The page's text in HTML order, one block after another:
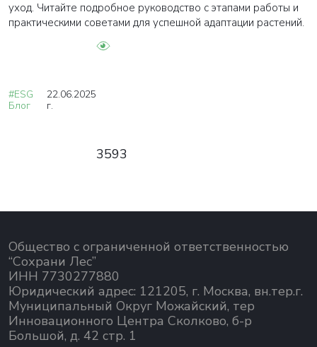
уход. Читайте подробное руководство с этапами работы и
практическими советами для успешной адаптации растений.
#ESG
Блог
22.06.2025
г.
3593
Общество с ограниченной ответственностью
“Сохрани Лес”
ИНН 7730277880
Юридический адрес: 121205, г. Москва, вн.тер.г.
Муниципальный Округ Можайский, тер
Инновационного Центра Сколково, б-р
Большой, д. 42 стр. 1